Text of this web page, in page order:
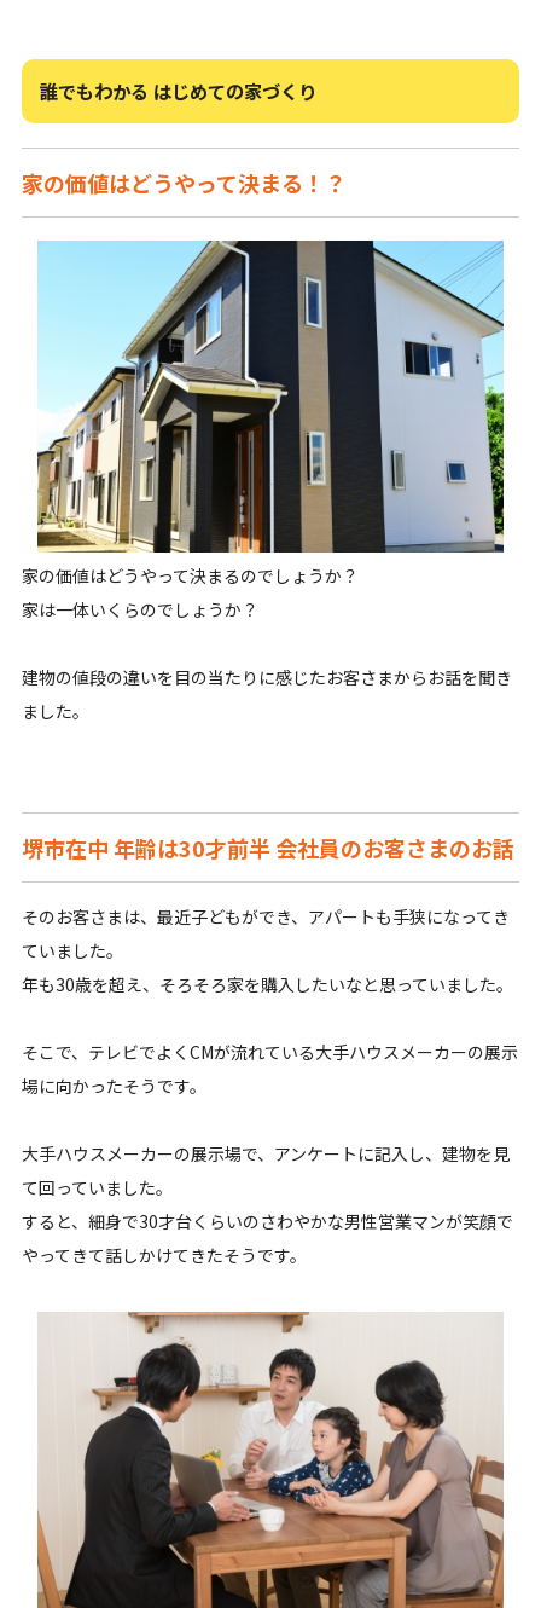
誰でもわかる はじめての家づくり
家の価値はどうやって決まる！？
家の価値はどうやって決まるのでしょうか？
家は一体いくらのでしょうか？
建物の値段の違いを目の当たりに感じたお客さまからお話を聞き
ました。
堺市在中 年齢は30才前半 会社員のお客さまのお話
そのお客さまは、最近子どもができ、アパートも手狭になってき
ていました。
年も30歳を超え、そろそろ家を購入したいなと思っていました。
そこで、テレビでよくCMが流れている大手ハウスメーカーの展示
場に向かったそうです。
大手ハウスメーカーの展示場で、アンケートに記入し、建物を見
て回っていました。
すると、細身で30才台くらいのさわやかな男性営業マンが笑顔で
やってきて話しかけてきたそうです。